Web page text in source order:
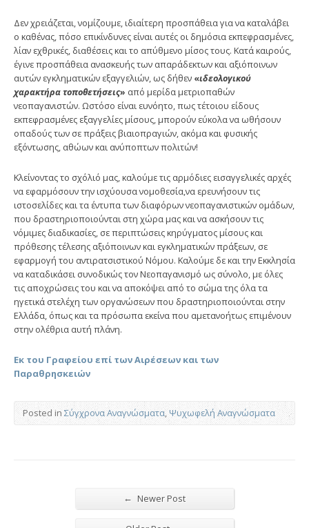
Δεν χρειάζεται, νομίζουμε, ιδιαίτερη προσπάθεια για να καταλάβει
ο καθένας, πόσο επικίνδυνες είναι αυτές οι δημόσια εκπεφρασμένες,
λίαν εχθρικές, διαθέσεις και το απύθμενο μίσος τους. Κατά καιρούς,
έγινε προσπάθεια ανασκευής των απαράδεκτων και αξιόποινων
αυτών εγκληματικών εξαγγελιών, ως δήθεν «ιδεολογικού
χαρακτήρα τοποθετήσεις» από μερίδα μετριοπαθών
νεοπαγανιστών. Ωστόσο είναι ευνόητο, πως τέτοιου είδους
εκπεφρασμένες εξαγγελίες μίσους, μπορούν εύκολα να ωθήσουν
οπαδούς των σε πράξεις βιαιοπραγιών, ακόμα και φυσικής
εξόντωσης, αθώων και ανύποπτων πολιτών!
Κλείνοντας το σχόλιό μας, καλούμε τις αρμόδιες εισαγγελικές αρχές
να εφαρμόσουν την ισχύουσα νομοθεσία,να ερευνήσουν τις
ιστοσελίδες και τα έντυπα των διαφόρων νεοπαγανιστικών ομάδων,
που δραστηριοποιούνται στη χώρα μας και να ασκήσουν τις
νόμιμες διαδικασίες, σε περιπτώσεις κηρύγματος μίσους και
πρόθεσης τέλεσης αξιόποινων και εγκληματικών πράξεων, σε
εφαρμογή του αντιρατσιστικού Νόμου. Καλούμε δε και την Εκκλησία
να καταδικάσει συνοδικώς τον Νεοπαγανισμό ως σύνολο, με όλες
τις αποχρώσεις του και να αποκόψει από το σώμα της όλα τα
ηγετικά στελέχη των οργανώσεων που δραστηριοποιούνται στην
Ελλάδα, όπως και τα πρόσωπα εκείνα που αμετανοήτως επιμένουν
στην ολέθρια αυτή πλάνη.
Εκ του Γραφείου επί των Αιρέσεων και των
Παραθρησκειών
Posted in Σύγχρονα Αναγνώσματα,Ψυχωφελή Αναγνώσματα
← Newer Post